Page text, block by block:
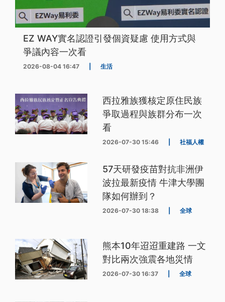
EZ WAY實名認證引發個資疑慮 使用方式與
爭議內容一次看
2026-08-04 16:47 生活
西拉雅族獲核定原住民族
爭取過程與族群分布一次
看
2026-07-30 15:46 社福人權
57天研發疫苗對抗非洲伊
波拉最新疫情 牛津大學團
隊如何辦到？
2026-07-30 18:38 全球
熊本10年迢迢重建路 一文
對比兩次強震各地災情
2026-07-30 16:37 全球